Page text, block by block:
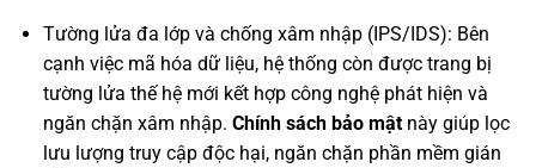
Tường lửa đa lớp và chống xâm nhập (IPS/IDS): Bên
cạnh việc mã hóa dữ liệu, hệ thống còn được trang bị
tường lửa thế hệ mới kết hợp công nghệ phát hiện và
ngăn chặn xâm nhập. Chính sách bảo mậtnày giúp lọc
lưu lượng truy cập độc hại, ngăn chặn phần mềm gián